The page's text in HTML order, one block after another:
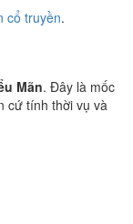
cổ truyền.
Mãn. Đây là mốc
cứ tính thời vụ và